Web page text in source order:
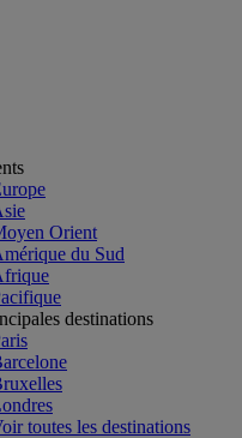
Orient
du Sud
destinations
toutes les destinations